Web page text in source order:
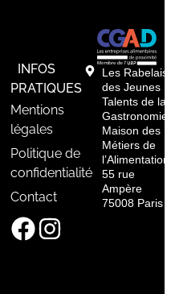
INFOS
PRATIQUES
Mentions
légales
Politique de
confidentialité
Contact
Les Rabelais
des Jeunes
Talents de la
Gastronomie
Maison des
Métiers de
l’Alimentation
55 rue
Ampère
75008 Paris